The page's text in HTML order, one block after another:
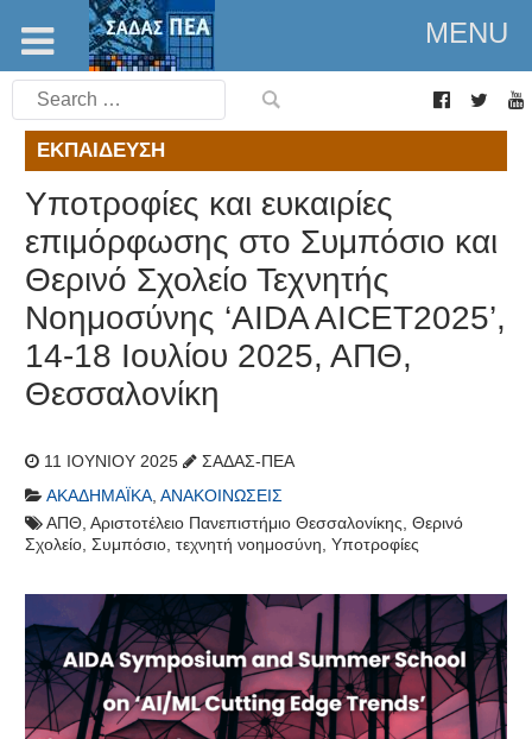
MENU
Search
for:
ΕΚΠΑΊΔΕΥΣΗ
Υποτροφίες και ευκαιρίες
επιμόρφωσης στο Συμπόσιο και
Θερινό Σχολείο Τεχνητής
Νοημοσύνης ‘AIDA AICET2025’,
14-18 Ιουλίου 2025, ΑΠΘ,
Θεσσαλονίκη
11 ΙΟΥΝΊΟΥ 2025
ΣΑΔΑΣ-ΠΕΑ
ΑΚΑΔΗΜΑΪΚΆ, ΑΝΑΚΟΙΝΏΣΕΙΣ
ΑΠΘ, Αριστοτέλειο Πανεπιστήμιο Θεσσαλονίκης, Θερινό
Σχολείο, Συμπόσιο, τεχνητή νοημοσύνη, Υποτροφίες